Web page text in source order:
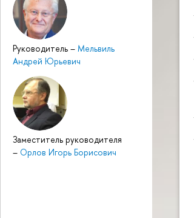
Руководитель – Мельвиль
Андрей Юрьевич
Заместитель руководителя
– Орлов Игорь Борисович